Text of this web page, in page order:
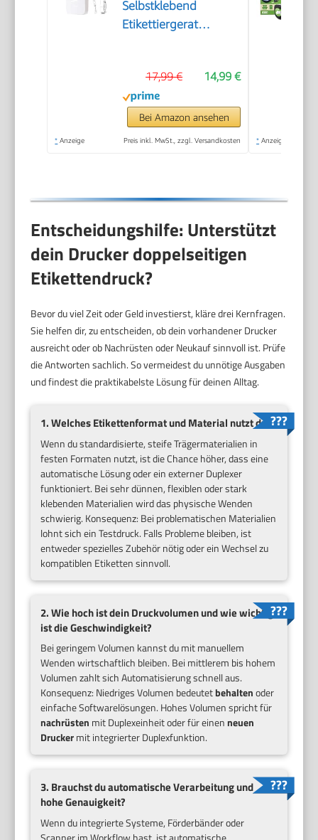
Selbstklebend
Etikettiergerat
14,99 €
17,99 €
Bei Amazon ansehen
* Anzeige Preis inkl. MwSt., zzgl. Versandkosten * Anzeige
Entscheidungshilfe: Unterstützt
dein Drucker doppelseitigen
Etikettendruck?
Bevor du viel Zeit oder Geld investierst, kläre drei Kernfragen.
Sie helfen dir, zu entscheiden, ob dein vorhandener Drucker
ausreicht oder ob Nachrüsten oder Neukauf sinnvoll ist. Prüfe
die Antworten sachlich. So vermeidest du unnötige Ausgaben
und findest die praktikabelste Lösung für deinen Alltag.
1. Welches Etikettenformat und Material nutzt du?
Wenn du standardisierte, steife Trägermaterialien in
festen Formaten nutzt, ist die Chance höher, dass eine
automatische Lösung oder ein externer Duplexer
funktioniert. Bei sehr dünnen, flexiblen oder stark
klebenden Materialien wird das physische Wenden
schwierig. Konsequenz: Bei problematischen Materialien
lohnt sich ein Testdruck. Falls Probleme bleiben, ist
entweder spezielles Zubehör nötig oder ein Wechsel zu
kompatiblen Etiketten sinnvoll.
2. Wie hoch ist dein Druckvolumen und wie wichtig
ist die Geschwindigkeit?
Bei geringem Volumen kannst du mit manuellem
Wenden wirtschaftlich bleiben. Bei mittlerem bis hohem
Volumen zahlt sich Automatisierung schnell aus.
Konsequenz: Niedriges Volumen bedeutetbehaltenoder
einfache Softwarelösungen. Hohes Volumen spricht für
nachrüsten mit Duplexeinheit oder für einenneuen
Druckermit integrierter Duplexfunktion.
3. Brauchst du automatische Verarbeitung und
hohe Genauigkeit?
Wenn du integrierte Systeme, Förderbänder oder